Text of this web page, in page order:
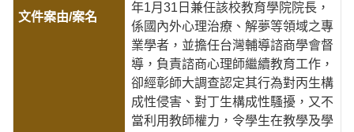
年1月31日兼任該校教育學院院長，
係國內外心理治療、解夢等領域之專
業學者，並擔任台灣輔導諮商學會督
導，負責諮商心理師繼續教育工作，
卻經彰師大調查認定其行為對丙生構
成性侵害、對丁生構成性騷擾，又不
當利用教師權力，令學生在教學及學